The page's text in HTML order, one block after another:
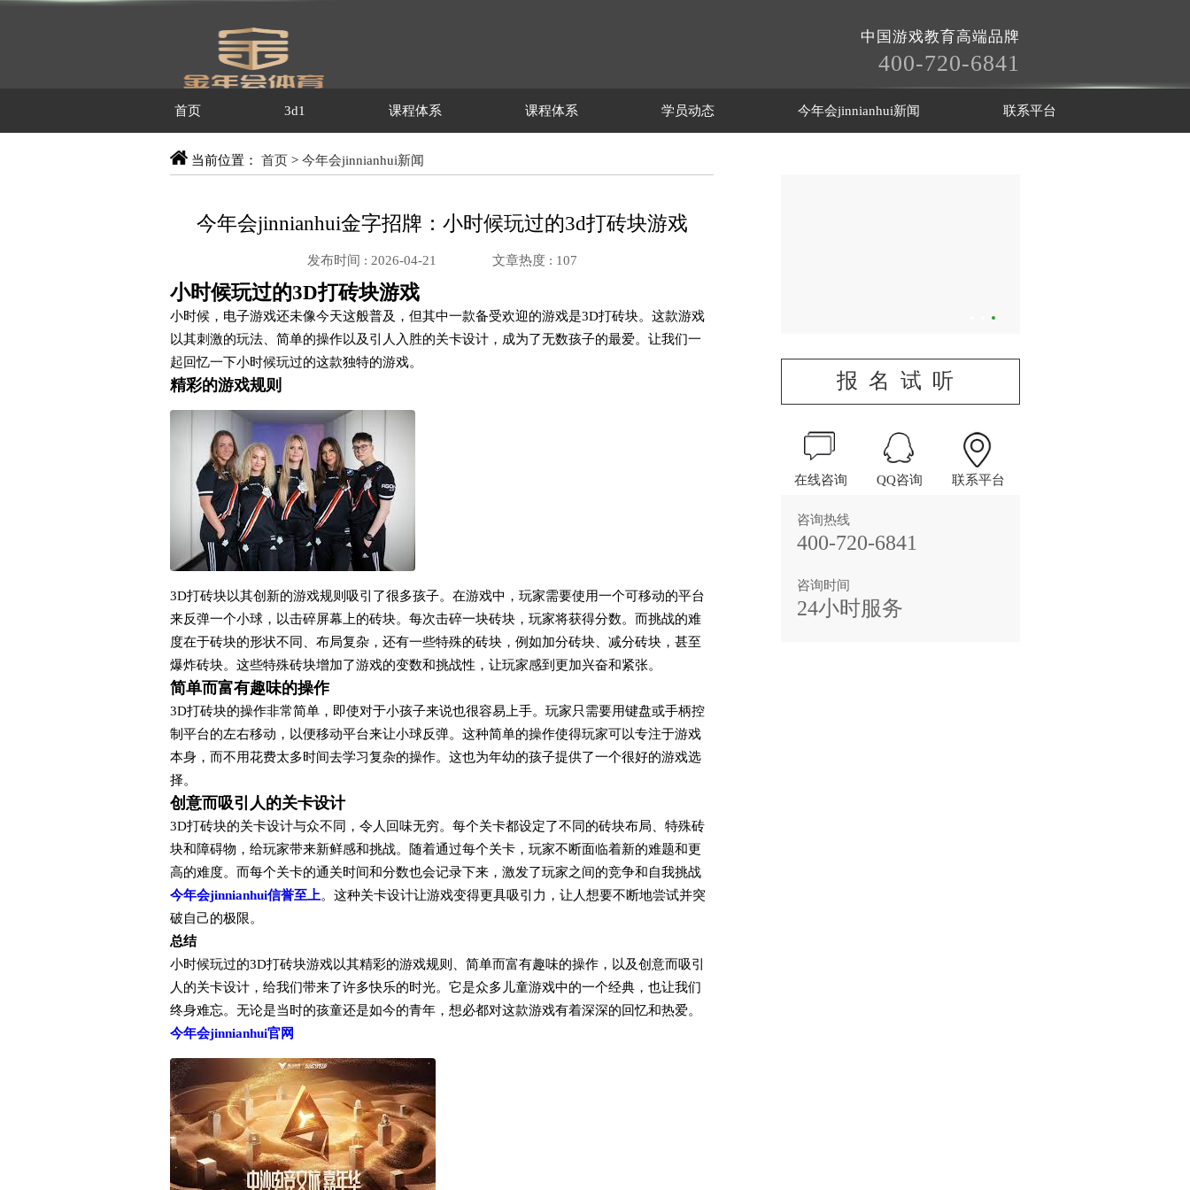
中国游戏教育高端品牌
400-720-6841
首页 3d1 课程体系 课程体系 学员动态 今年会jinnianhui新闻 联系平台
当前位置： 首页 > 今年会jinnianhui新闻
今年会jinnianhui金字招牌：小时候玩过的3d打砖块游戏
发布时间 : 2026-04-21 文章热度 : 107
小时候玩过的3D打砖块游戏
小时候，电子游戏还未像今天这般普及，但其中一款备受欢迎的游戏是3D打砖块。这款游戏
以其刺激的玩法、简单的操作以及引人入胜的关卡设计，成为了无数孩子的最爱。让我们一
起回忆一下小时候玩过的这款独特的游戏。
精彩的游戏规则
3D打砖块以其创新的游戏规则吸引了很多孩子。在游戏中，玩家需要使用一个可移动的平台
来反弹一个小球，以击碎屏幕上的砖块。每次击碎一块砖块，玩家将获得分数。而挑战的难
度在于砖块的形状不同、布局复杂，还有一些特殊的砖块，例如加分砖块、减分砖块，甚至
爆炸砖块。这些特殊砖块增加了游戏的变数和挑战性，让玩家感到更加兴奋和紧张。
简单而富有趣味的操作
3D打砖块的操作非常简单，即使对于小孩子来说也很容易上手。玩家只需要用键盘或手柄控
制平台的左右移动，以便移动平台来让小球反弹。这种简单的操作使得玩家可以专注于游戏
本身，而不用花费太多时间去学习复杂的操作。这也为年幼的孩子提供了一个很好的游戏选
择。
创意而吸引人的关卡设计
3D打砖块的关卡设计与众不同，令人回味无穷。每个关卡都设定了不同的砖块布局、特殊砖
块和障碍物，给玩家带来新鲜感和挑战。随着通过每个关卡，玩家不断面临着新的难题和更
高的难度。而每个关卡的通关时间和分数也会记录下来，激发了玩家之间的竞争和自我挑战
今年会jinnianhui信誉至上。这种关卡设计让游戏变得更具吸引力，让人想要不断地尝试并突
破自己的极限。
总结
小时候玩过的3D打砖块游戏以其精彩的游戏规则、简单而富有趣味的操作，以及创意而吸引
人的关卡设计，给我们带来了许多快乐的时光。它是众多儿童游戏中的一个经典，也让我们
终身难忘。无论是当时的孩童还是如今的青年，想必都对这款游戏有着深深的回忆和热爱。
今年会jinnianhui官网
报名试听
在线咨询 QQ咨询 联系平台
咨询热线
400-720-6841
咨询时间
24小时服务